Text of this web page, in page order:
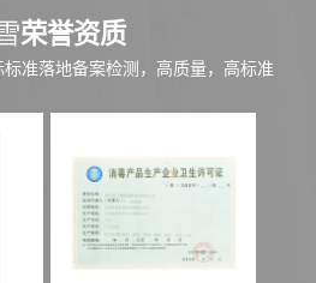
荣誉资质
准落地备案检测，高质量，高标准